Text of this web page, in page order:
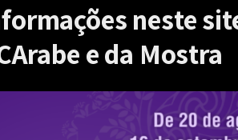
neste
e da Mostra